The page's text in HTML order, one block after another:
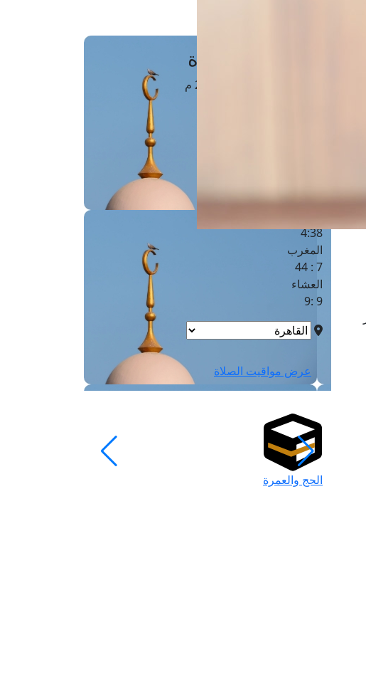
مَواقِيتُ الصَّـــلاة
1 : 1
4:38
المغرب
7 : 44
العشاء
9 :9
عرض مواقيت الصلاة
الحج والعمرة